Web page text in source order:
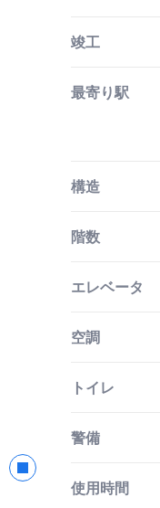
竣工
最寄り駅
構造
階数
エレベータ
空調
トイレ
警備
使用時間